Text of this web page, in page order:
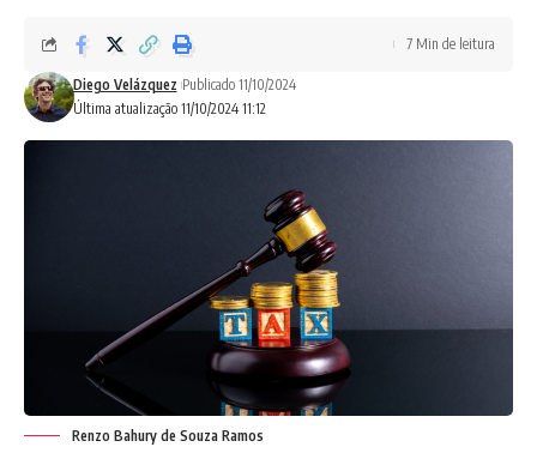
Última atualização 11/10/2024 11:12
Diego Velázquez Publicado 11/10/2024
7 Min de leitura
Renzo Bahury de Souza Ramos